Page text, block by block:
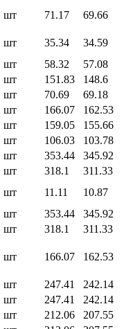
шт 71.17
69.66
шт 35.34
34.59
шт 58.32
57.08
шт 151.83
148.6
шт 70.69
69.18
шт 166.07
162.53
шт 159.05
155.66
шт 106.03
103.78
шт 353.44
345.92
шт 318.1
311.33
шт 11.11
10.87
шт 353.44
345.92
шт 318.1
311.33
шт 166.07 162.53
шт 247.41
242.14
шт 247.41
242.14
шт 212.06
207.55